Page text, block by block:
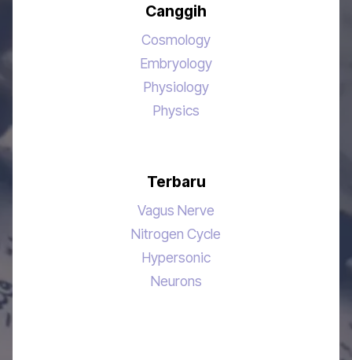
Canggih
Cosmology
Embryology
Physiology
Physics
Terbaru
Vagus Nerve
Nitrogen Cycle
Hypersonic
Neurons